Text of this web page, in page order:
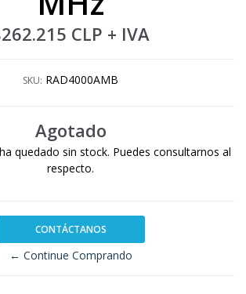
CLP + IVA
SKU: RAD4000AMB
Agotado
quedado sin stock. Puedes consultarnos al
respecto.
CONTÁCTANOS
← Continue Comprando